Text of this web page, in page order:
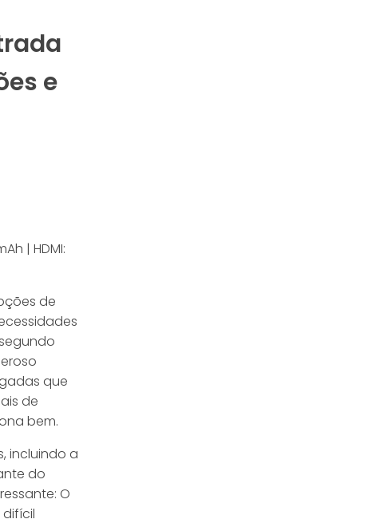
e
| HDMI:
de
que
de
bem.
incluindo a
do
O